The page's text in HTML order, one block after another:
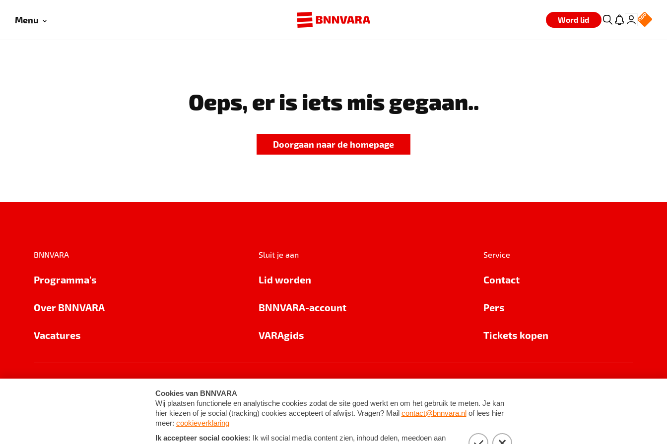
Menu Word lid
Oeps, er is iets mis gegaan..
Doorgaan naar de homepage
BNNVARA
Programma's
Over BNNVARA
Vacatures
Sluit je aan
Lid worden
BNNVARA-account
VARAgids
Service
Contact
Pers
Tickets kopen
Cookie-instellingen Algemene voorwaarden ©2026BNNVARA